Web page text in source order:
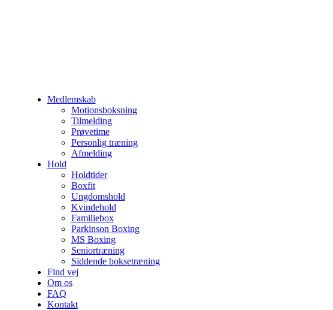
Medlemskab
Motionsboksning
Tilmelding
Prøvetime
Personlig træning
Afmelding
Hold
Holdtider
Boxfit
Ungdomshold
Kvindehold
Familiebox
Parkinson Boxing
MS Boxing
Seniortræning
Siddende boksetræning
Find vej
Om os
FAQ
Kontakt